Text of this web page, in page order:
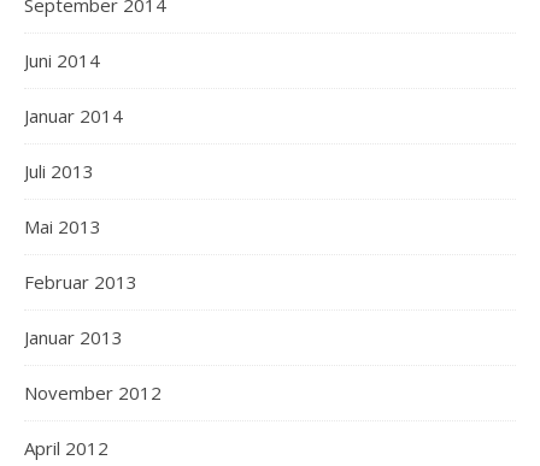
September 2014
Juni 2014
Januar 2014
Juli 2013
Mai 2013
Februar 2013
Januar 2013
November 2012
April 2012